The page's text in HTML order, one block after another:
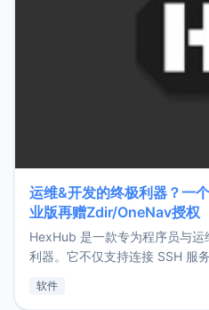
运维&开发的终极利器？一
业版再赠Zdir/OneNav授权
HexHub 是一款专为程序员与
利器。它不仅支持连接 SSH 服
件间频繁切换，仅凭 HexHub
软件